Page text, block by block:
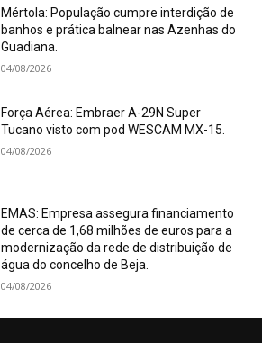
Mértola: População cumpre interdição de
banhos e prática balnear nas Azenhas do
Guadiana.
04/08/2026
Força Aérea: Embraer A-29N Super
Tucano visto com pod WESCAM MX-15.
04/08/2026
EMAS: Empresa assegura financiamento
de cerca de 1,68 milhões de euros para a
modernização da rede de distribuição de
água do concelho de Beja.
04/08/2026